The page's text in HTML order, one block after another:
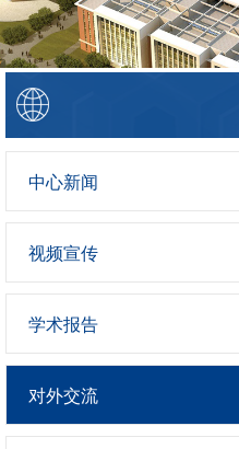
中心新闻
视频宣传
学术报告
对外交流